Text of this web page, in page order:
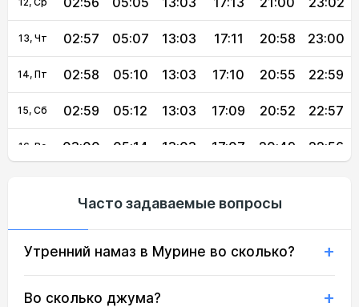
13, Чт 02:57 05:07 13:03 17:11 20:58 23:00
14, Пт 02:58 05:10 13:03 17:10 20:55 22:59
15, Сб 02:59 05:12 13:03 17:09 20:52 22:57
16, Вс 03:00 05:14 13:03 17:07 20:49 22:56
19, Ср 03:03 05:22 13:02 17:03 20:41 22:51
20, Чт 03:04 05:24 22:49
Часто задаваемые вопросы
Утренний намаз в Мурине во сколько?
Во сколько джума?